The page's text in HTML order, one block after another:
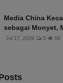
Media China
sebagai Monyet,
Jul 17, 2026 0 58